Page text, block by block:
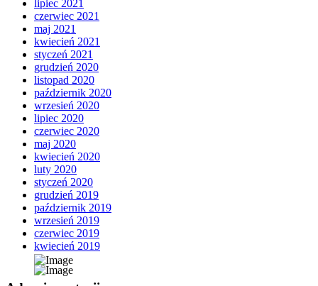
lipiec 2021
czerwiec 2021
maj 2021
kwiecień 2021
styczeń 2021
grudzień 2020
listopad 2020
październik 2020
wrzesień 2020
lipiec 2020
czerwiec 2020
maj 2020
kwiecień 2020
luty 2020
styczeń 2020
grudzień 2019
październik 2019
wrzesień 2019
czerwiec 2019
kwiecień 2019